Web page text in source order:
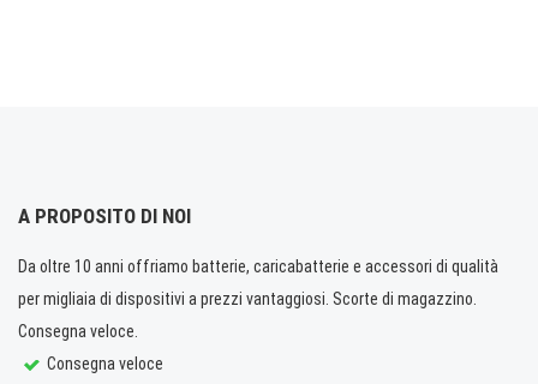
A PROPOSITO DI NOI
Da oltre 10 anni offriamo batterie, caricabatterie e accessori di qualità
per migliaia di dispositivi a prezzi vantaggiosi. Scorte di magazzino.
Consegna veloce.
Consegna veloce